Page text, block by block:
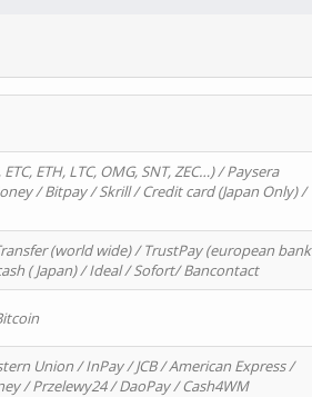
ETH, LTC, OMG, SNT, ZEC…) / Paysera
/ Bitpay / Skrill / Credit card (Japan Only) /
(world wide) / TrustPay (european bank
( Japan) / Ideal / Sofort/ Bancontact
Union / InPay / JCB / American Express /
/ Przelewy24 / DaoPay / Cash4WM